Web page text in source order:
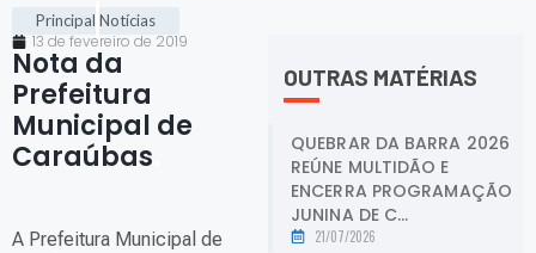
Principal Notícias
13 de fevereiro de 2019
Nota da
Prefeitura
Municipal de
Caraúbas
A Prefeitura Municipal de
OUTRAS MATÉRIAS
QUEBRAR DA BARRA 2026
REÚNE MULTIDÃO E
ENCERRA PROGRAMAÇÃO
JUNINA DE C...
21/07/2026